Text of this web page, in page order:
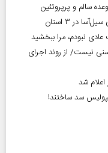
سالم و پرپروتئین
عادی نبودم، مرا ببخشید
نیست/ از روند اجرای
اعلام شد
سد ساختند!